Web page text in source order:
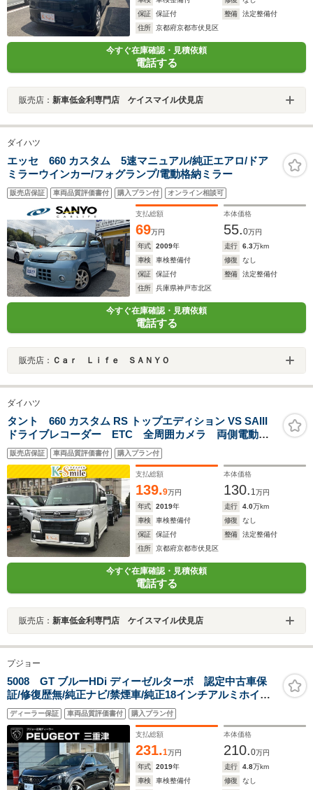
保証
保証付 整備
法定整備付
住所
京都府京都市伏見区
今すぐ在庫確認・見積依頼
電話する
販売店： 新車低金利専門店 ケイスマイル伏見店
ダイハツ
エッセ 660 カスタム 5速マニュアル/純正エアロ/ドア
ミラーウインカー/フォグランプ/電動格納ミラー
販売店保証 車両品質評価書付 購入プラン付 オンライン相談可
支払総額
69万円
本体価格
55.0万円
年式
2009年 走行 6.3万km
車検
車検整備付 修復
なし
保証
保証付 整備
法定整備付
住所
兵庫県神戸市北区
今すぐ在庫確認・見積依頼
電話する
販売店： Ｃａｒ Ｌｉｆｅ ＳＡＮＹＯ
ダイハツ
タント 660 カスタム RS トップエディション VS SAIII
ドライブレコーダー ETC 全周囲カメラ 両側電動ス
ライドドア TV 衝突被害軽減システム オートマチッ
クハイビーム オートライト LEDヘッドランプ アイ
ドリングストップ スマートキー
販売店保証 車両品質評価書付 購入プラン付
支払総額
139.9万円
本体価格
130. 1万円
年式
2019年 走行 4.0万km
車検
車検整備付 修復
なし
保証
保証付 整備
法定整備付
住所
京都府京都市伏見区
今すぐ在庫確認・見積依頼
電話する
販売店： 新車低金利専門店 ケイスマイル伏見店
プジョー
5008 GT ブルーHDi ディーゼルターボ 認定中古車保
証/修復歴無/純正ナビ/禁煙車/純正18インチアルミホイー
ル/ETC/コントロール/LEDヘッドライト/バックモニター/
ブラインドスポットモニター/ルーフレール
ディーラー保証 車両品質評価書付 購入プラン付
支払総額
231.1万円
本体価格
210.0万円
年式
2019年 走行 4.8万km
車検
車検整備付 修復
なし